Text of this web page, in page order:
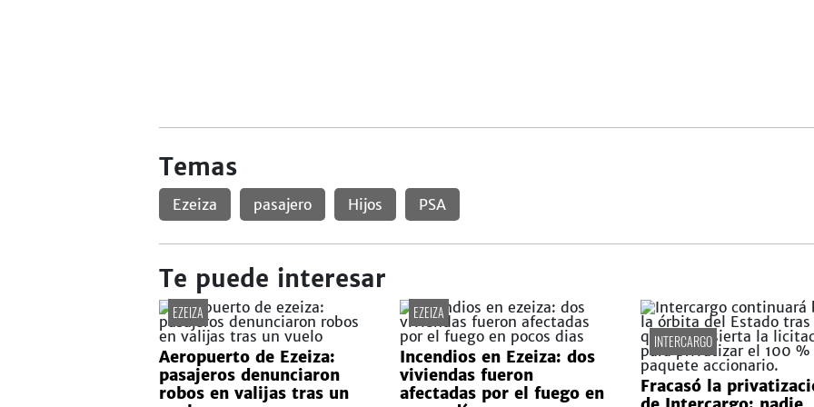
Temas
Ezeiza pasajero Hijos PSA
Te puede interesar
EZEIZA
Aeropuerto de Ezeiza:
pasajeros denunciaron
robos en valijas tras un
EZEIZA
Incendios en Ezeiza: dos
viviendas fueron
afectadas por el fuego en
INTERCARGO
Fracasó la